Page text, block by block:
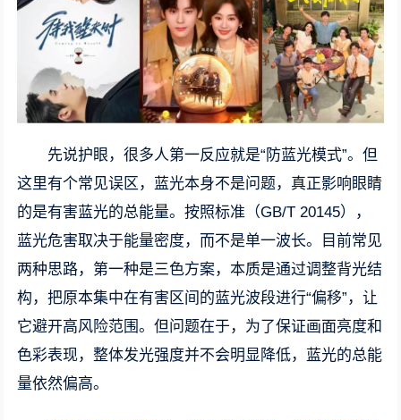
先说护眼，很多人第一反应就是“防蓝光模式”。但
这里有个常见误区，蓝光本身不是问题，真正影响眼睛
的是有害蓝光的总能量。按照标准（GB/T 20145），
蓝光危害取决于能量密度，而不是单一波长。目前常见
两种思路，第一种是三色方案，本质是通过调整背光结
构，把原本集中在有害区间的蓝光波段进行“偏移”，让
它避开高风险范围。但问题在于，为了保证画面亮度和
色彩表现，整体发光强度并不会明显降低，蓝光的总能
量依然偏高。